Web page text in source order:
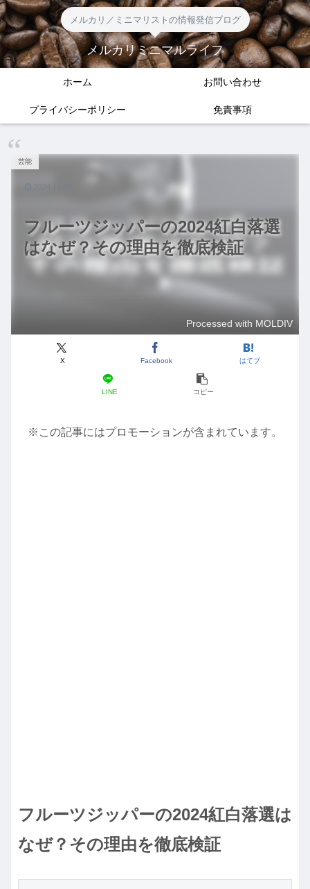
メルカリ／ミニマリストの情報発信ブログ
メルカリミニマルライフ
ホーム お問い合わせ
プライバシーポリシー 免責事項
フルーツジッパーの2024紅白落選
はなぜ？その理由を徹底検証
芸能
Processed with MOLDIV
X Facebook はてブ
LINE コピー
2024.11.22
※この記事にはプロモーションが含まれています。
フルーツジッパーの2024紅白落選は
なぜ？その理由を徹底検証